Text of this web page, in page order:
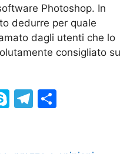
Photoshop. In
dedurre per quale
dagli utenti che lo
consigliato su
S
T